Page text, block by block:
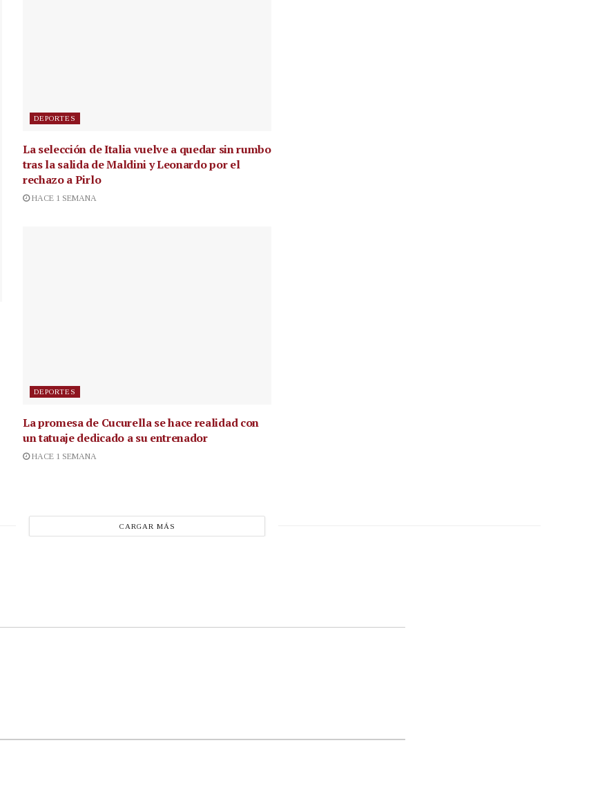
DEPORTES
La selección de Italia vuelve a quedar sin rumbo
tras la salida de Maldini y Leonardo por el
rechazo a Pirlo
HACE 1 SEMANA
DEPORTES
La promesa de Cucurella se hace realidad con
un tatuaje dedicado a su entrenador
HACE 1 SEMANA
CARGAR MÁS